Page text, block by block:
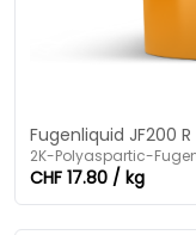
Fugenliquid JF200 R
2K-Polyaspartic-
CHF 17.80 / kg